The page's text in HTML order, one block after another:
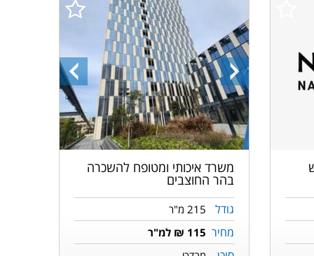
התמונה
הקודמת
התמונה
הבאה
משרד איכותי ומטופח להשכרה
בהר החוצבים
גודל 215 מ"ר
מחיר 115 ₪ למ"ר